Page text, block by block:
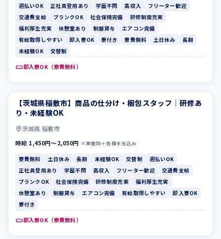
週払いOK 正社員登用あり 学歴不問 高収入
フリーター歓迎
交通費支給
ブランクOK 社会保険完備
研修制度充実
福利厚生充実
休憩室あり 制服貸与
エアコン完備
有給取得しやすい
即入寮OK 寮付き 寮費無料 土日休み
長期
未経験OK
交替制
即入寮OK（寮費無料）
寮費無料 土日休み
【茨城県稲敷市】商品の仕分け・梱包スタッフ｜研修あ
り・未経験OK
茨城県 稲敷市
時給 1,450円〜2,050円 ×実働8h＋各種手当込み
寮費無料 土日休み 長期 未経験OK 交替制
週払いOK
正社員登用あり
学歴不問 高収入 フリーター歓迎
交通費支給
ブランクOK
社会保険完備 研修制度充実
福利厚生充実
休憩室あり
制服貸与 エアコン完備 有給取得しやすい
即入寮OK
寮付き
即入寮OK（寮費無料）